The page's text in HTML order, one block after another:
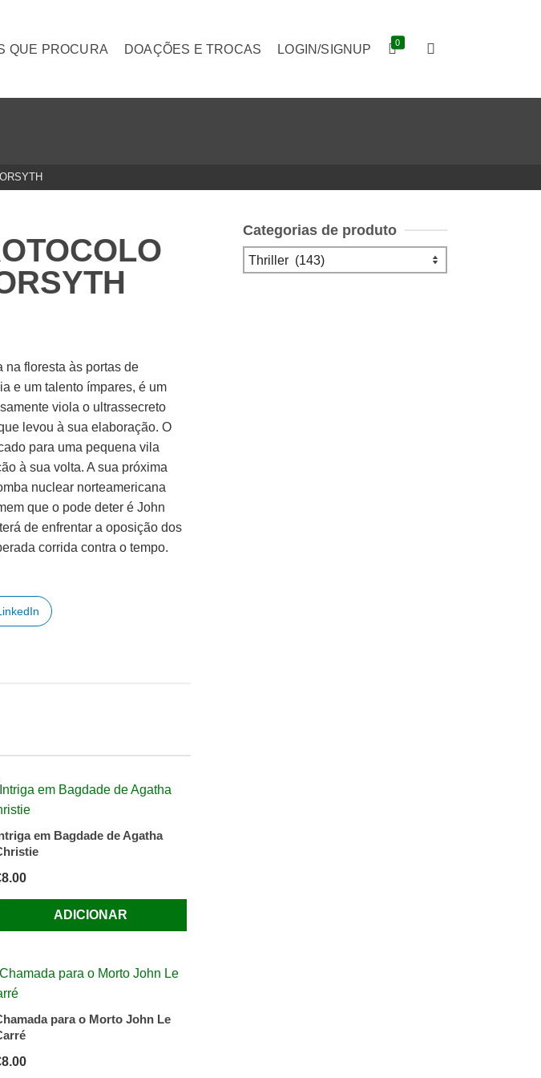
QUE PROCURA DOAÇÕES E TROCAS LOGIN/SIGNUP 0
na floresta às portas de
e um talento ímpares, é um
viola o ultrassecreto
levou à sua elaboração. O
para uma pequena vila
à sua volta. A sua próxima
nuclear norteamericana
que o pode deter é John
de enfrentar a oposição dos
corrida contra o tempo.
em Bagdade de Agatha
8.00
ADICIONAR
para o Morto John Le
8.00
Categorias de produto